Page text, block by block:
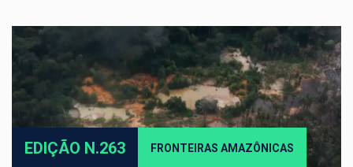
EDIÇÃO N.263 FRONTEIRAS AMAZÔNICAS